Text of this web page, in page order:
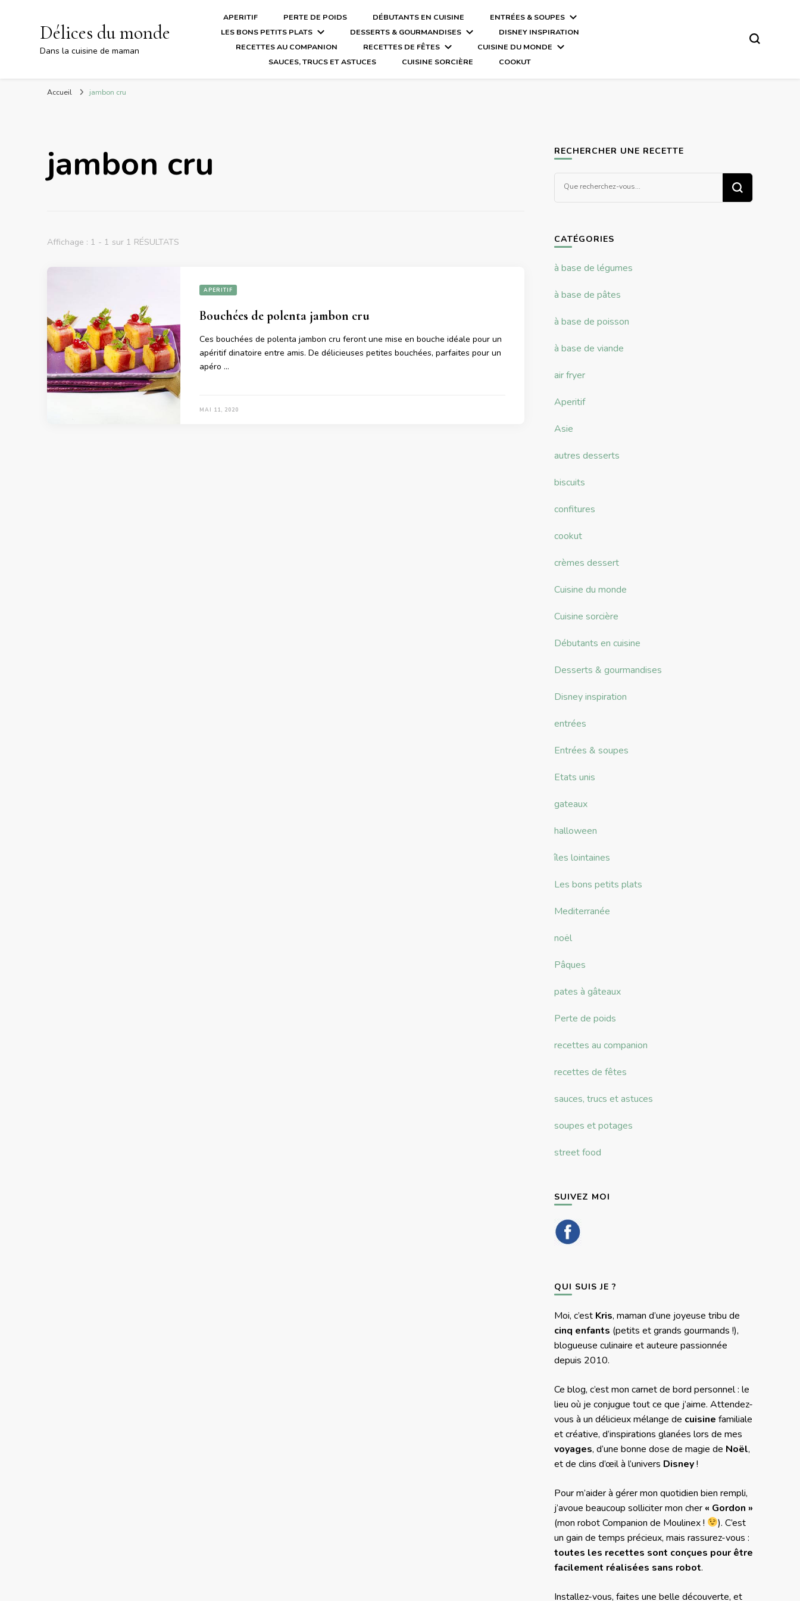
Délices du monde
Dans la cuisine de maman
APERITIF PERTE DE POIDS DÉBUTANTS EN CUISINE
ENTRÉES & SOUPES
LES BONS PETITS PLATS
DESSERTS & GOURMANDISES
DISNEY INSPIRATION
RECETTES AU COMPANION
RECETTES DE FÊTES
CUISINE DU MONDE
SAUCES, TRUCS ET ASTUCES
CUISINE SORCIÈRE COOKUT
Accueil jambon cru
jambon cru
Affichage : 1 - 1 sur 1 RÉSULTATS
APERITIF
Bouchées de polenta jambon cru
Ces bouchées de polenta jambon cru feront une mise en bouche idéale pour un
apéritif dinatoire entre amis. De délicieuses petites bouchées, parfaites pour un
apéro …
MAI 11, 2020
RECHERCHER UNE RECETTE
CATÉGORIES
à base de légumes
à base de pâtes
à base de poisson
à base de viande
air fryer
Aperitif
Asie
autres desserts
biscuits
confitures
cookut
crèmes dessert
Cuisine du monde
Cuisine sorcière
Débutants en cuisine
Desserts & gourmandises
Disney inspiration
entrées
Entrées & soupes
Etats unis
gateaux
halloween
îles lointaines
Les bons petits plats
Mediterranée
noël
Pâques
pates à gâteaux
Perte de poids
recettes au companion
recettes de fêtes
sauces, trucs et astuces
soupes et potages
street food
SUIVEZ MOI
QUI SUIS JE ?
Moi, c’est Kris, maman d’une joyeuse tribu de
cinq enfants (petits et grands gourmands !),
blogueuse culinaire et auteure passionnée
depuis 2010.
Ce blog, c’est mon carnet de bord personnel : le
lieu où je conjugue tout ce que j’aime. Attendez-
vous à un délicieux mélange de cuisine familiale
et créative, d’inspirations glanées lors de mes
voyages, d’une bonne dose de magie de Noël,
et de clins d’œil à l’univers Disney!
Pour m’aider à gérer mon quotidien bien rempli,
j’avoue beaucoup solliciter mon cher « Gordon »
(mon robot Companion de Moulinex !
). C’est
un gain de temps précieux, mais rassurez-vous :
toutes les recettes sont conçues pour être
facilement réalisées sans robot.
Installez-vous, faites une belle découverte, et